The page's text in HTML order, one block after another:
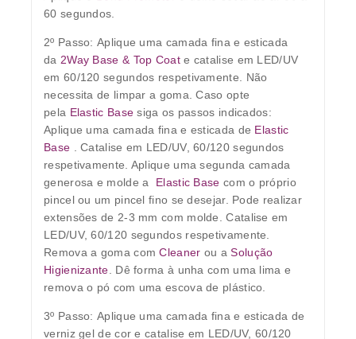
60 segundos.
2º Passo: Aplique uma camada fina e esticada
da 2Way Base & Top Coate catalise em LED/UV
em 60/120 segundos respetivamente. Não
necessita de limpar a goma. Caso opte
pela Elastic Base siga os passos indicados:
Aplique uma camada fina e esticada de Elastic
Base
. Catalise em LED/UV, 60/120 segundos
respetivamente. Aplique uma segunda camada
generosa e molde a
Elastic Base com o próprio
pincel ou um pincel fino se desejar. Pode realizar
extensões de 2-3 mm com molde. Catalise em
LED/UV, 60/120 segundos respetivamente.
Remova a goma comCleaner ou aSolução
Higienizante . Dê forma à unha com uma lima e
remova o pó com uma escova de plástico.
3º Passo: Aplique uma camada fina e esticada de
verniz gel de cor e catalise em LED/UV, 60/120